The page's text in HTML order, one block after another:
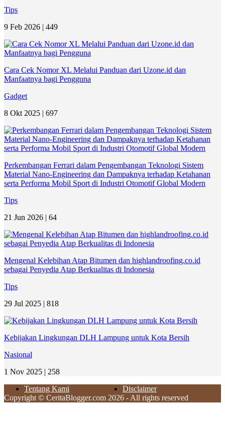
Tips
9 Feb 2026 | 449
Cara Cek Nomor XL Melalui Panduan dari Uzone.id dan
Manfaatnya bagi Pengguna
Gadget
8 Okt 2025 | 697
Perkembangan Ferrari dalam Pengembangan Teknologi Sistem
Material Nano-Engineering dan Dampaknya terhadap Ketahanan
serta Performa Mobil Sport di Industri Otomotif Global Modern
Tips
21 Jun 2026 | 64
Mengenal Kelebihan Atap Bitumen dan highlandroofing.co.id
sebagai Penyedia Atap Berkualitas di Indonesia
Tips
29 Jul 2025 | 818
Kebijakan Lingkungan DLH Lampung untuk Kota Bersih
Nasional
1 Nov 2025 | 258
Tentang Kami
Disclaimer
Copyright © CeritaBlogger.com 2026 - All rights reserved